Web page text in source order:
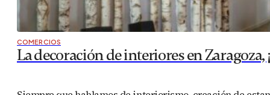
COMERCIOS
La decoración de interiores en Zaragoza,